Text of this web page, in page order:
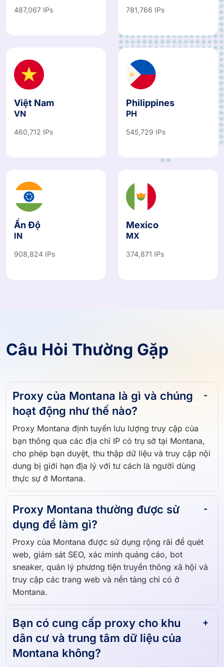
487,067 IPs 781,766 IPs
Việt Nam
VN
460,712 IPs
Philippines
PH
545,729 IPs
Ấn Độ
IN
908,824 IPs
Mexico
MX
374,871 IPs
Câu Hỏi Thường Gặp
Proxy của Montana là gì và chúng
hoạt động như thế nào?
Proxy Montana định tuyến lưu lượng truy cập của
bạn thông qua các địa chỉ IP có trụ sở tại Montana,
cho phép bạn duyệt, thu thập dữ liệu và truy cập nội
dung bị giới hạn địa lý với tư cách là người dùng
thực sự ở Montana.
Proxy Montana thường được sử
dụng để làm gì?
Proxy của Montana được sử dụng rộng rãi để quét
web, giám sát SEO, xác minh quảng cáo, bot
sneaker, quản lý phương tiện truyền thông xã hội và
truy cập các trang web và nền tảng chỉ có ở
Montana.
Bạn có cung cấp proxy cho khu
dân cư và trung tâm dữ liệu của
Montana không?